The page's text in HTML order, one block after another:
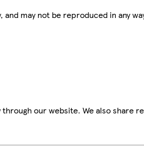
may not be reproduced in any
our website. We also share